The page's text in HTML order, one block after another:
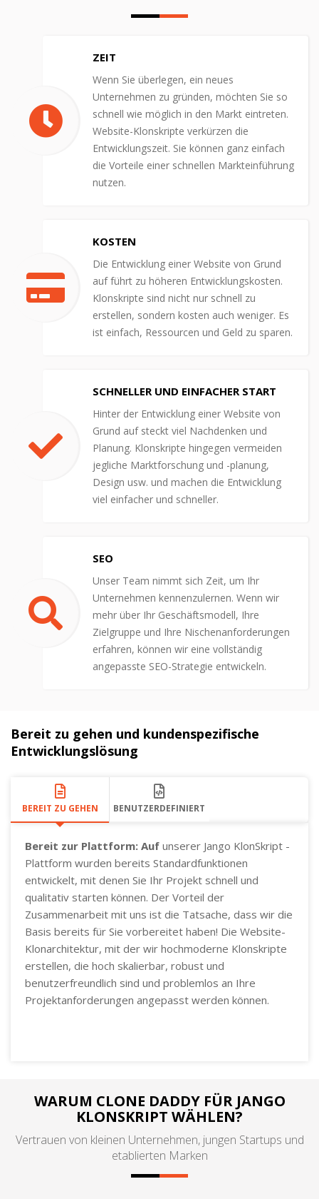
ZEIT
Wenn Sie überlegen, ein neues
Unternehmen zu gründen, möchten Sie so
schnell wie möglich in den Markt eintreten.
Website-Klonskripte verkürzen die
Entwicklungszeit. Sie können ganz einfach
die Vorteile einer schnellen Markteinführung
nutzen.
KOSTEN
Die Entwicklung einer Website von Grund
auf führt zu höheren Entwicklungskosten.
Klonskripte sind nicht nur schnell zu
erstellen, sondern kosten auch weniger. Es
ist einfach, Ressourcen und Geld zu sparen.
SCHNELLER UND EINFACHER START
Hinter der Entwicklung einer Website von
Grund auf steckt viel Nachdenken und
Planung. Klonskripte hingegen vermeiden
jegliche Marktforschung und -planung,
Design usw. und machen die Entwicklung
viel einfacher und schneller.
SEO
Unser Team nimmt sich Zeit, um Ihr
Unternehmen kennenzulernen. Wenn wir
mehr über Ihr Geschäftsmodell, Ihre
Zielgruppe und Ihre Nischenanforderungen
erfahren, können wir eine vollständig
angepasste SEO-Strategie entwickeln.
Bereit zu gehen und kundenspezifische
Entwicklungslösung
BEREIT ZU GEHEN BENUTZERDEFINIERT
Bereit zur Plattform: Auf unserer Jango KlonSkript -
Plattform wurden bereits Standardfunktionen
entwickelt, mit denen Sie Ihr Projekt schnell und
qualitativ starten können. Der Vorteil der
Zusammenarbeit mit uns ist die Tatsache, dass wir die
Basis bereits für Sie vorbereitet haben! Die Website-
Klonarchitektur, mit der wir hochmoderne Klonskripte
erstellen, die hoch skalierbar, robust und
benutzerfreundlich sind und problemlos an Ihre
Projektanforderungen angepasst werden können.
WARUM CLONE DADDY FÜR JANGO
KLONSKRIPT WÄHLEN?
Vertrauen von kleinen Unternehmen, jungen Startups und
etablierten Marken